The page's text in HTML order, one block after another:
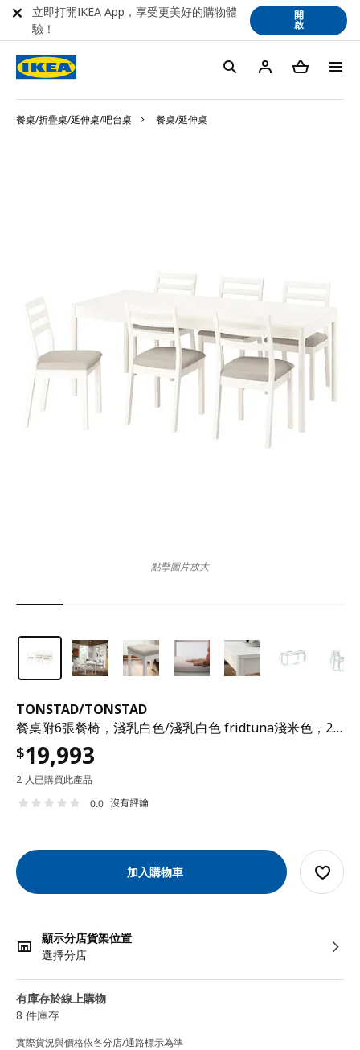
餐桌/折疊桌/延伸桌/吧台桌 餐桌/延伸桌
TONSTAD/TONSTAD
餐桌附6張餐椅，淺乳白色/淺乳白色 fridtuna淺米色，200x85 公分
$19,993
2 人已購買此產品
0.0 沒有評論
加入購物車
顯示分店貨架位置
選擇分店
有庫存於線上購物
8 件庫存
實際貨況與價格依各分店/通路標示為準
點擊圖片放大
立即打開IKEA App，享受更美好的購物體
驗！
開
啟